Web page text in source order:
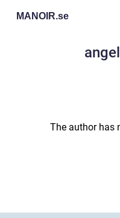
MANOIR.se
The author has